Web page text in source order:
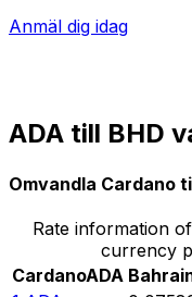
Anmäl dig idag
ADA till BHD
Omvandla Cardano
Rate information
currency
CardanoADA